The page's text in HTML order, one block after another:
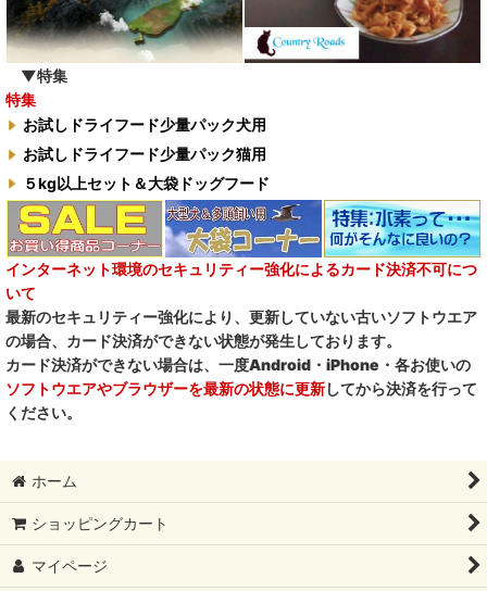
ワフ WOOF
ナチュラル重曹 アイテム合同会社
水素シリーズ
臭わない袋BOS
自然流
M.Y Forest推奨品
フォルツァ10犬キャンペーン
一口笑 Ikkosho
デイリーディライト DAILY DELIGHT
PetO’CERA ペットセラ
▼特集
特集
お試しドライフード少量パック犬用
お試しドライフード少量パック猫用
５kg以上セット＆大袋ドッグフード
インターネット環境のセキュリティー強化によるカード決済不可につ
いて
最新のセキュリティー強化により、更新していない古いソフトウエア
の場合、カード決済ができない状態が発生しております。
カード決済ができない場合は、一度Android・iPhone・各お使いの
ソフトウエアやブラウザーを最新の状態に更新してから決済を行って
ください。
ホーム
ショッピングカート
マイページ